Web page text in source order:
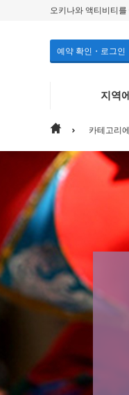
오키나와 액티비티를
예약 확인・로그인
지역
지역
카테
카테고리